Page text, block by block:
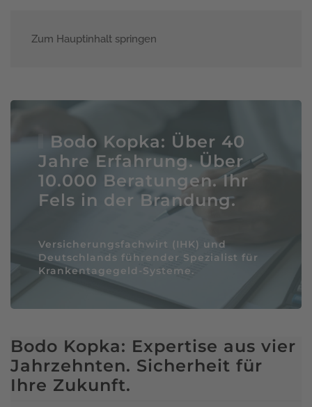
Zum Hauptinhalt springen
Bodo Kopka: Über 40
Jahre Erfahrung. Über
10.000 Beratungen. Ihr
Fels in der Brandung.
Versicherungsfachwirt (IHK) und
Deutschlands führender Spezialist für
Krankentagegeld-Systeme.
Bodo Kopka: Expertise aus vier
Jahrzehnten. Sicherheit für
Ihre Zukunft.